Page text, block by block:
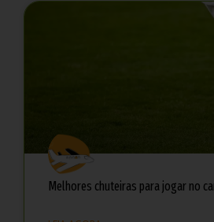
Melhores chuteiras para jogar no